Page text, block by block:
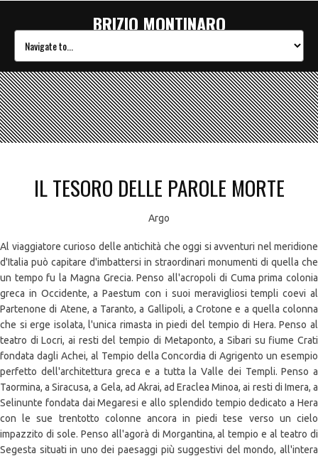
BRIZIO MONTINARO
IL TESORO DELLE PAROLE MORTE
Argo
Al viaggiatore curioso delle antichità che oggi si avventuri nel meridione
d'Italia può capitare d'imbattersi in straordinari monumenti di quella che
un tempo fu la Magna Grecia. Penso all'acropoli di Cuma prima colonia
greca in Occidente, a Paestum con i suoi meravigliosi templi coevi al
Partenone di Atene, a Taranto, a Gallipoli, a Crotone e a quella colonna
che si erge isolata, l'unica rimasta in piedi del tempio di Hera. Penso al
teatro di Locri, ai resti del tempio di Metaponto, a Sibari su fiume Crati
fondata dagli Achei, al Tempio della Concordia di Agrigento un esempio
perfetto dell'architettura greca e a tutta la Valle dei Templi. Penso a
Taormina, a Siracusa, a Gela, ad Akrai, ad Eraclea Minoa, ai resti di Imera, a
Selinunte fondata dai Megaresi e allo splendido tempio dedicato a Hera
con le sue trentotto colonne ancora in piedi tese verso un cielo
impazzito di sole. Penso all'agorà di Morgantina, al tempio e al teatro di
Segesta situati in uno dei paesaggi più suggestivi del mondo, all'intera